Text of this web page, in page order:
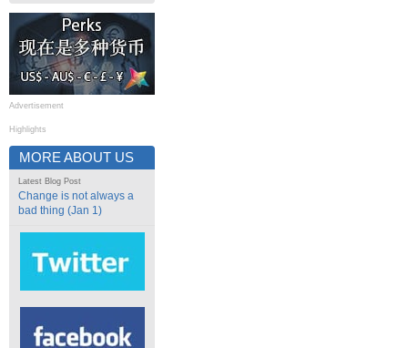
Advertisement
Highlights
MORE ABOUT US
Latest Blog Post
Change is not always a
bad thing (Jan 1)